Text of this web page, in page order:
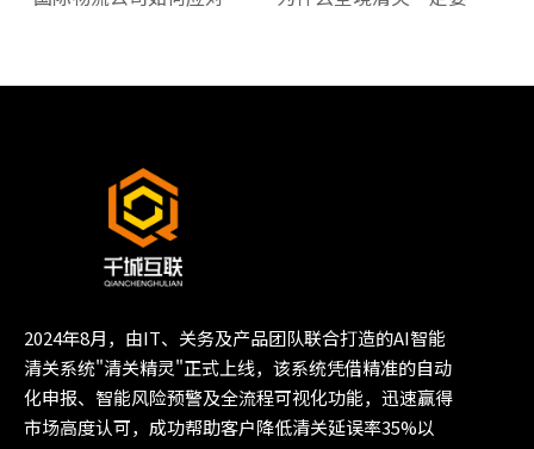
2024年8月，由IT、关务及产品团队联合打造的AI智能
清关系统"清关精灵"正式上线，该系统凭借精准的自动
化申报、智能风险预警及全流程可视化功能，迅速赢得
市场高度认可，成功帮助客户降低清关延误率35%以